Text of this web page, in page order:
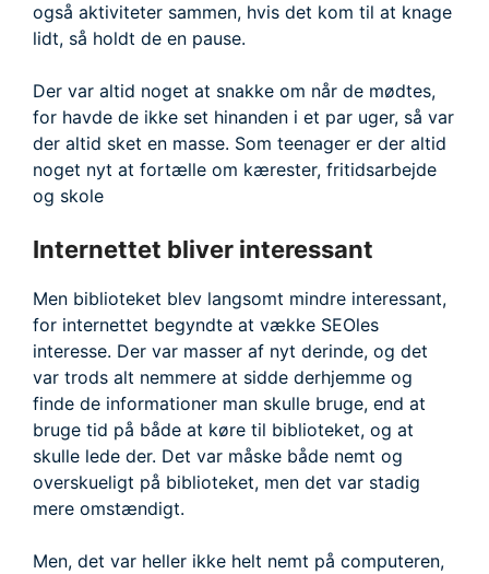
også aktiviteter sammen, hvis det kom til at knage
lidt, så holdt de en pause.
Der var altid noget at snakke om når de mødtes,
for havde de ikke set hinanden i et par uger, så var
der altid sket en masse. Som teenager er der altid
noget nyt at fortælle om kærester, fritidsarbejde
og skole
Internettet bliver interessant
Men biblioteket blev langsomt mindre interessant,
for internettet begyndte at vække SEOles
interesse. Der var masser af nyt derinde, og det
var trods alt nemmere at sidde derhjemme og
finde de informationer man skulle bruge, end at
bruge tid på både at køre til biblioteket, og at
skulle lede der. Det var måske både nemt og
overskueligt på biblioteket, men det var stadig
mere omstændigt.
Men, det var heller ikke helt nemt på computeren,